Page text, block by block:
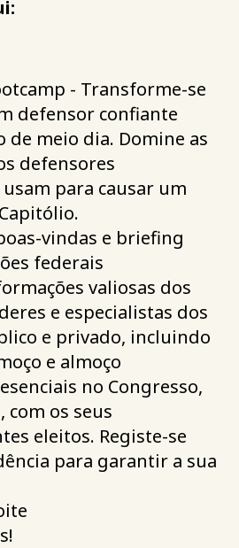
- Transforme-se
defensor confiante
de meio dia. Domine as
defensores
para causar um
vindas e briefing
federais
valiosas dos
e especialistas dos
e privado, incluindo
e almoço
no Congresso,
com os seus
eleitos. Registe-se
para garantir a sua